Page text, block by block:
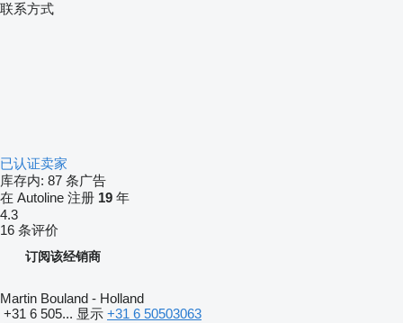
联系方式
已认证卖家
库存内: 87 条广告
在 Autoline 注册 19 年
4.3
16 条评价
订阅该经销商
Martin Bouland - Holland
+31 6 505... 显示 +31 6 50503063